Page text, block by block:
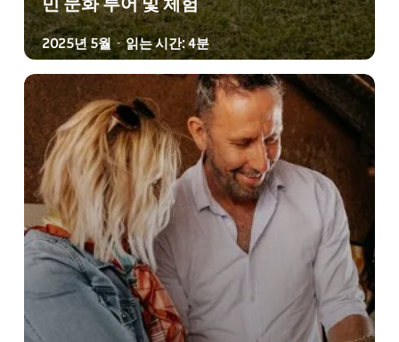
민 문화 투어 및 체험
2025년 5월 - 읽는 시간: 4분